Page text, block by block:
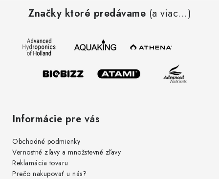
Značky ktoré predávame (a viac...)
Informácie pre vás
Obchodné podmienky
Vernostné zľavy a množstevné zľavy
Reklamácia tovaru
Prečo nakupovať u nás?